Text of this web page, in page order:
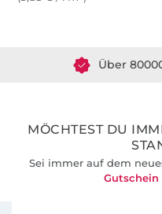
MÖCHTEST DU
Sei immer auf dem
Gutschein